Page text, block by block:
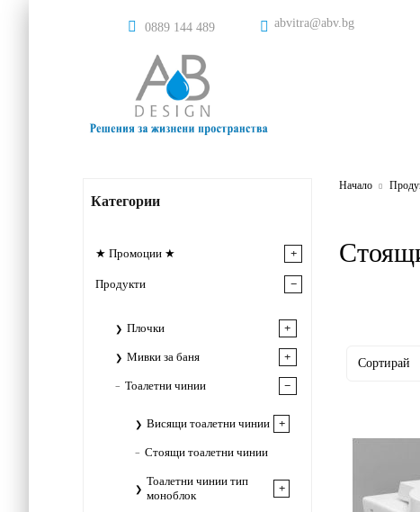
0889 144 489 abvitra@abv.bg
Категории
★ Промоции ★
Продукти
Плочки
Мивки за баня
Тоалетни чинии
Висящи тоалетни чинии
Стоящи тоалетни чинии
Тоалетни чинии тип
моноблок
Начало